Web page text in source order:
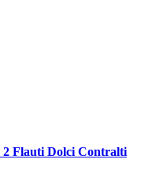
2 Flauti Dolci Contralti